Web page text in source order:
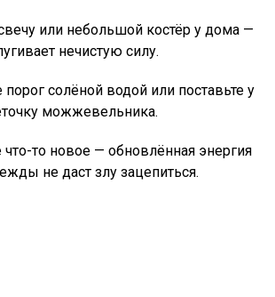
или небольшой костёр у дома —
нечистую силу.
порог солёной водой или поставьте у
можжевельника.
что-то новое — обновлённая энергия
не даст злу зацепиться.